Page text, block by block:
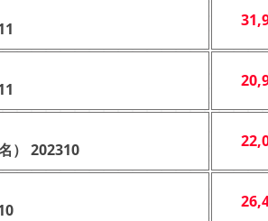
） 202310